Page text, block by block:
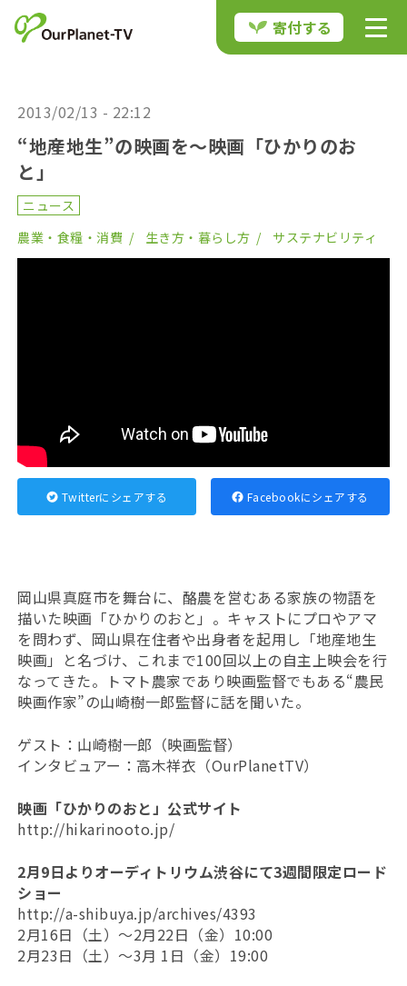
寄付する
2013/02/13 - 22:12
“地産地生”の映画を～映画「ひかりのお
と」
ニュース
農業・食糧・消費
生き方・暮らし方 サステナビリティ
Twitterにシェアする Facebookにシェアする
岡山県真庭市を舞台に、酪農を営むある家族の物語を
描いた映画「ひかりのおと」。キャストにプロやアマ
を問わず、岡山県在住者や出身者を起用し「地産地生
映画」と名づけ、これまで100回以上の自主上映会を行
なってきた。トマト農家であり映画監督でもある“農民
映画作家”の山崎樹一郎監督に話を聞いた。
ゲスト：山崎樹一郎（映画監督）
インタビュアー：高木祥衣（OurPlanetTV）
映画「ひかりのおと」公式サイト
http://hikarinooto.jp/
2月9日よりオーディトリウム渋谷にて3週間限定ロード
ショー
http://a-shibuya.jp/archives/4393
2月16日（土）～2月22日（金）10:00
2月23日（土）～3月 1日（金）19:00